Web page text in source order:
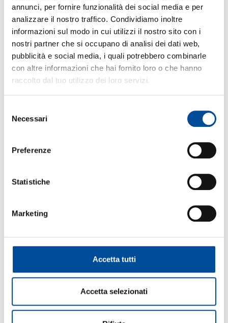
annunci, per fornire funzionalità dei social media e per
analizzare il nostro traffico. Condividiamo inoltre
informazioni sul modo in cui utilizzi il nostro sito con i
nostri partner che si occupano di analisi dei dati web,
pubblicità e social media, i quali potrebbero combinarle
con altre informazioni che hai fornito loro o che hanno
raccolto dal tuo utilizzo dei loro servizi.
delNecessari
Preferenze
Statistiche
Marketing
Accetta tutti
Accetta selezionati
LAVORO